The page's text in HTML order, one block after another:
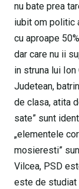
nu bate prea
iubit om politic
cu aproape
dar care nu ii
in struna lui
Judetean,
de clasa, atita
sate” sunt
„elementele
mosieresti”
Vilcea, PSD
este de studiat